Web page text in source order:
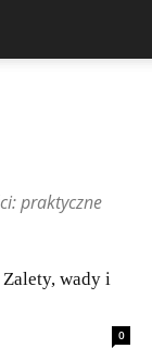
Lamborghini
praktyczne
wady i
0